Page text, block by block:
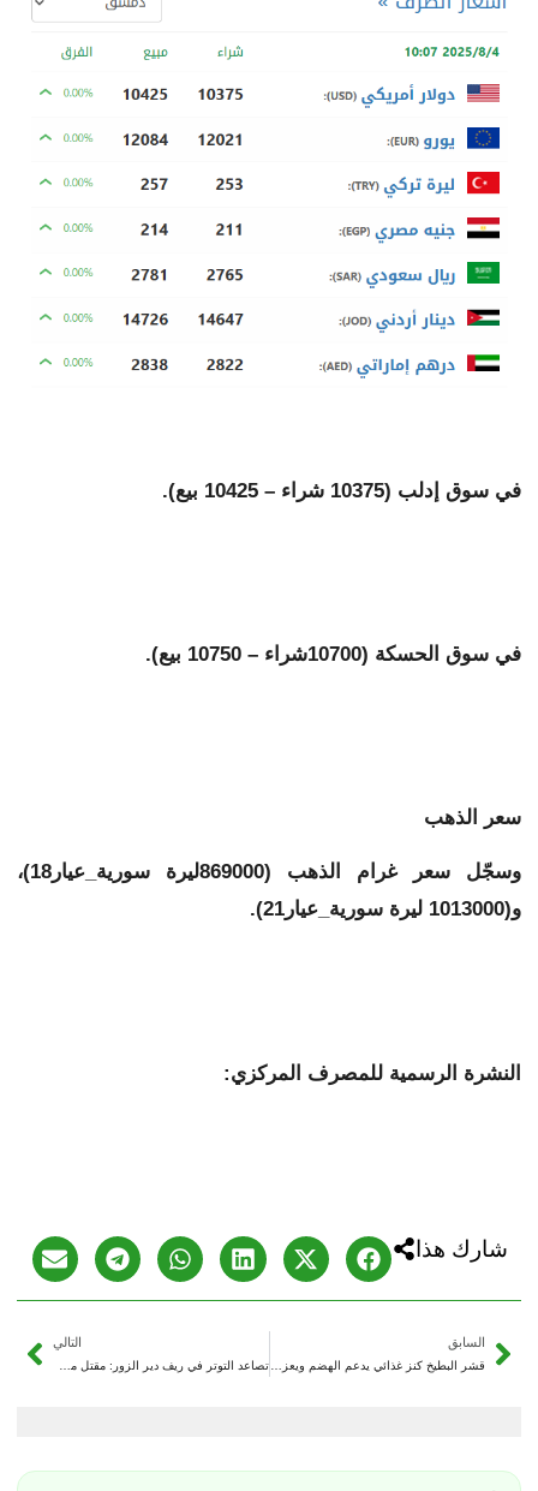
في سوق إدلب (10375 شراء – 10425 بيع).
في سوق الحسكة (10700 شراء – 10750 بيع).
سعر الذهب
وسجّل سعر غرام الذهب (869000ليرة سورية_عيار18)،
و(1013000 ليرة سورية_عيار21).
النشرة الرسمية للمصرف المركزي:
شارك هذا
السابق التالي